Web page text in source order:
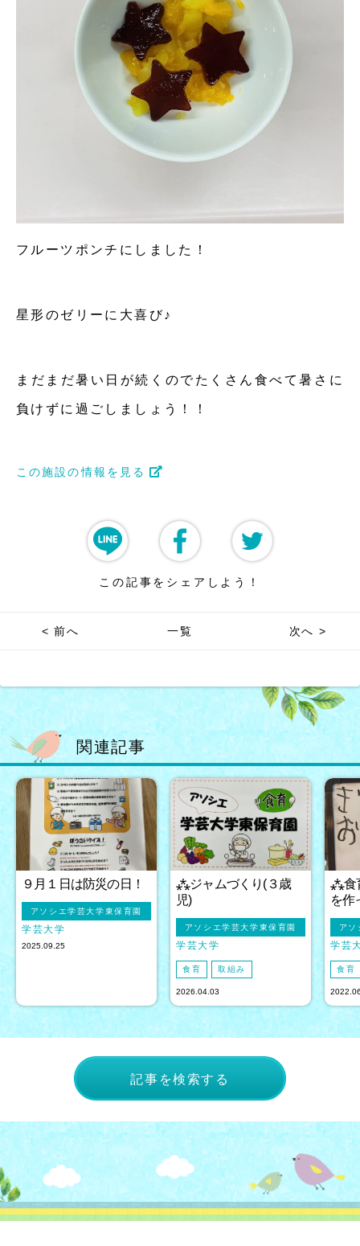
フルーツポンチにしました！
星形のゼリーに大喜び♪
まだまだ暑い日が続くのでたくさん食べて暑さに
負けずに過ごしましょう！！
この施設の情報を見る
この記事をシェアしよう！
< 前へ 一覧 次へ >
関連記事
９月１日は防災の日！
アソシエ学芸大学東保育園
学芸大学
2025.09.25
⁂ジャムづくり(３歳
児)
アソシエ学芸大学東保育園
学芸大学
食育 取組み
2026.04.03
⁂食
を作
アソ
学芸
食育
記事を検索する